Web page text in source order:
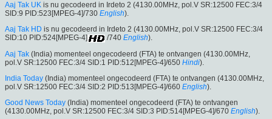
Aaj Tak UK is nu gecodeerd in Irdeto 2 (4130.00MHz, pol.V SR:12500 FEC:3/4
SID:9 PID:523[MPEG-4]/730 English).
Aaj Tak HD is nu gecodeerd in Irdeto 2 (4130.00MHz, pol.V SR:12500 FEC:3/4
SID:10 PID:524[MPEG-4]
/740 English).
Aaj Tak (India) momenteel ongecodeerd (FTA) te ontvangen (4130.00MHz,
pol.V SR:12500 FEC:3/4 SID:1 PID:512[MPEG-4]/650 Hindi).
India Today (India) momenteel ongecodeerd (FTA) te ontvangen (4130.00MHz,
pol.V SR:12500 FEC:3/4 SID:2 PID:513[MPEG-4]/660 English).
Good News Today (India) momenteel ongecodeerd (FTA) te ontvangen
(4130.00MHz, pol.V SR:12500 FEC:3/4 SID:3 PID:514[MPEG-4]/670 English).